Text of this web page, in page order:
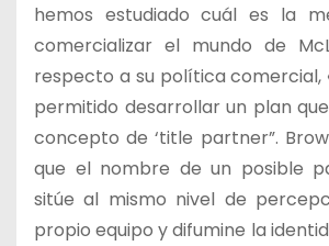
hemos estudiado cuál es la
comercializar el mundo de
respecto a su política comercial,
permitido desarrollar un plan
concepto de ‘title partner”.
que el nombre de un posible
sitúe al mismo nivel de
propio equipo y difumine la